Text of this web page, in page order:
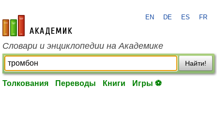
academic.ru
EN DE ES FR
Словари и энциклопедии на Академике
Найти!
Толкования Переводы Книги Игры ⚽